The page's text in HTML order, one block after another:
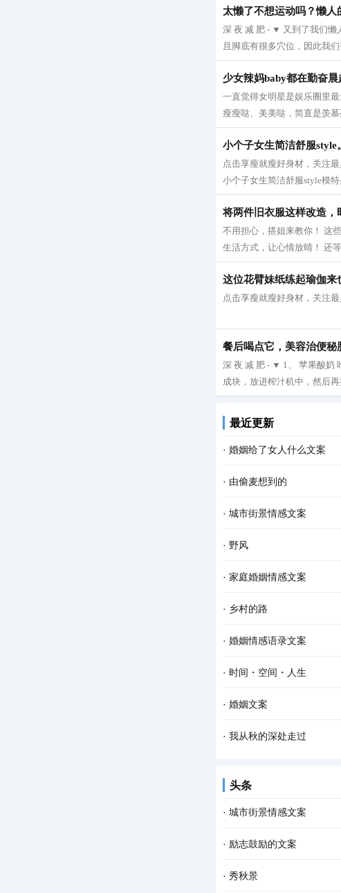
太懒了不想运动吗？懒人
深 夜 减 肥 - ▼ 又到了我们懒
且脚底有很多穴位，因此我
少女辣妈baby都在勤奋
一直觉得女明星是娱乐圈里
瘦瘦哒、美美哒，简直是羡
小个子女生简洁舒服style。
点击享瘦就瘦好身材，关注
小个子女生简洁舒服style模
将两件旧衣服这样改造，
不用担心，搭姐来教你！ 这
生活方式，让心情放晴！ 还
这位花臂妹纸练起瑜伽来
点击享瘦就瘦好身材，关注
餐后喝点它，美容治便秘
深 夜 减 肥 - ▼ 1、 苹果酸奶
成块，放进榨汁机中，然后
最近更新
· 婚姻给了女人什么文案
· 由偷麦想到的
· 城市街景情感文案
· 野风
· 家庭婚姻情感文案
· 乡村的路
· 婚姻情感语录文案
· 时间・空间・人生
· 婚姻文案
· 我从秋的深处走过
头条
· 城市街景情感文案
· 励志鼓励的文案
· 秀秋景